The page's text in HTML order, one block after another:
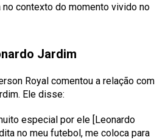
contexto do momento vivido no
Jardim
Royal comentou a relação com
Ele disse:
especial por ele [Leonardo
no meu futebol, me coloca para